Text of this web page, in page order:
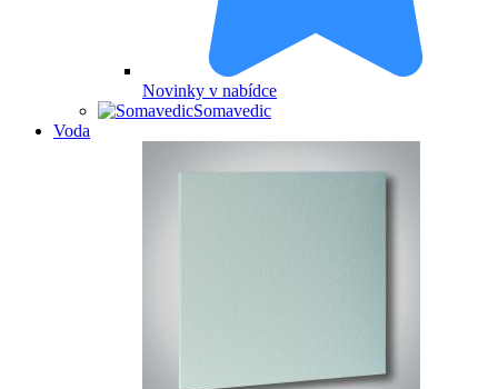
Novinky v nabídce
Somavedic
Voda